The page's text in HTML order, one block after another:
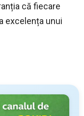
că fiecare
excelența unui